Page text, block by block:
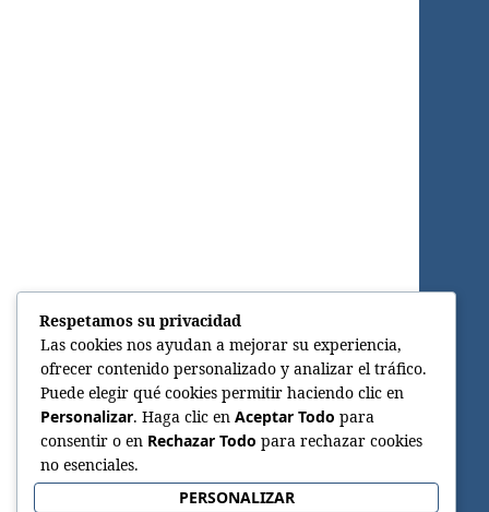
Respetamos su privacidad
Las cookies nos ayudan a mejorar su experiencia,
ofrecer contenido personalizado y analizar el tráfico.
Puede elegir qué cookies permitir haciendo clic en
Personalizar. Haga clic en Aceptar Todo para
consentir o en Rechazar Todo para rechazar cookies
no esenciales.
PERSONALIZAR